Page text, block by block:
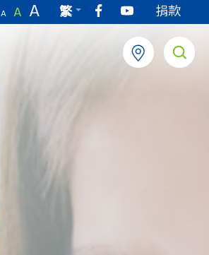
A A A
繁
捐款